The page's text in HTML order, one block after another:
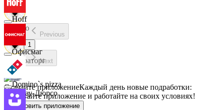
demo
Мираторг
Абрау-Дюрсо
Hoff
Офисмаг
Domino`s pizza
Previous
1
Next
Скачайте приложениеКаждый день новые подработки:
скачивайте приложение и работайте на своих условиях!
Установить приложение